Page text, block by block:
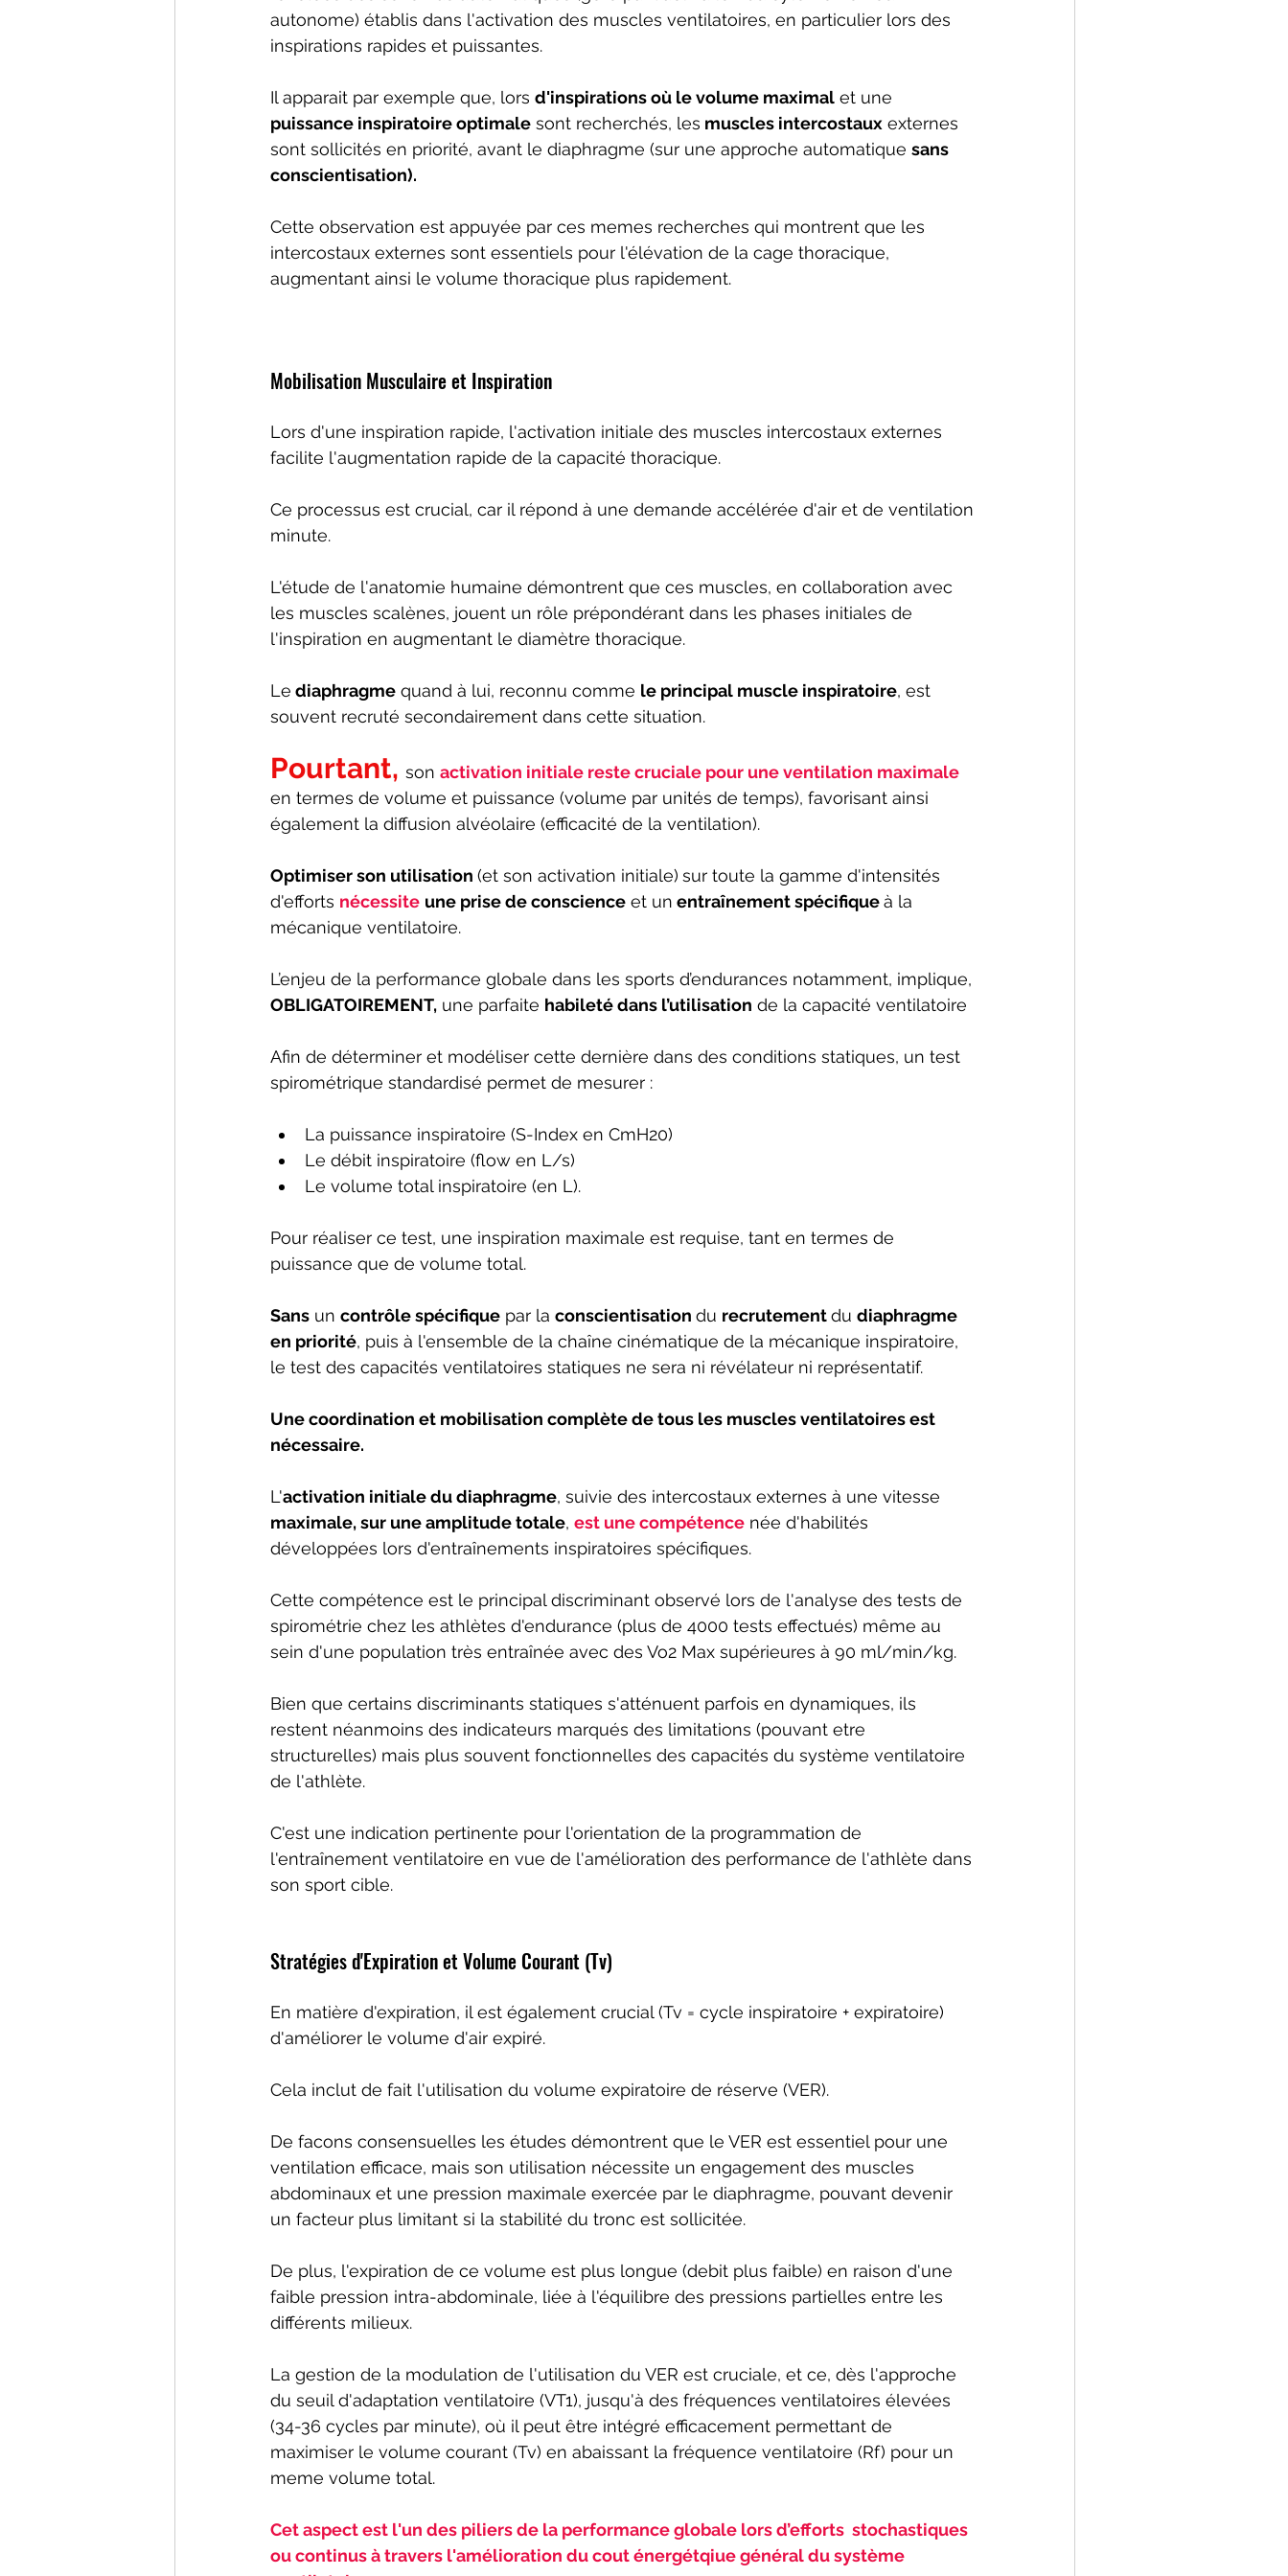
Réflexe métabolique respiratoire cadence Neurotransmetteurs
autonome) établis dans l'activation des muscles ventilatoires, en particulier lors des
inspirations rapides et puissantes.
Il apparait par exemple que, lors d'inspirations où le volume maximal et une
puissance inspiratoire optimale sont recherchés, les muscles intercostaux externes
sont sollicités en priorité, avant le diaphragme (sur une approche automatique sans
conscientisation).
Cette observation est appuyée par ces memes recherches qui montrent que les
intercostaux externes sont essentiels pour l'élévation de la cage thoracique,
augmentant ainsi le volume thoracique plus rapidement.
Mobilisation Musculaire et Inspiration
Lors d'une inspiration rapide, l'activation initiale des muscles intercostaux externes
facilite l'augmentation rapide de la capacité thoracique.
Ce processus est crucial, car il répond à une demande accélérée d'air et de ventilation
minute.
L'étude de l'anatomie humaine démontrent que ces muscles, en collaboration avec
les muscles scalènes, jouent un rôle prépondérant dans les phases initiales de
l'inspiration en augmentant le diamètre thoracique.
Le diaphragme quand à lui, reconnu comme le principal muscle inspiratoire, est
souvent recruté secondairement dans cette situation.
Pourtant, son activation initiale reste cruciale pour une ventilation maximale
en termes de volume et puissance (volume par unités de temps), favorisant ainsi
également la diffusion alvéolaire (efficacité de la ventilation).
Optimiser son utilisation (et son activation initiale) sur toute la gamme d'intensités
d'efforts nécessite une prise de conscience et un entraînement spécifique à la
mécanique ventilatoire.
L’enjeu de la performance globale dans les sports d’endurances notamment, implique,
OBLIGATOIREMENT, une parfaite habileté dans l’utilisation de la capacité ventilatoire
Afin de déterminer et modéliser cette dernière dans des conditions statiques, un test
spirométrique standardisé permet de mesurer :
La puissance inspiratoire (S-Index en CmH20)
Le débit inspiratoire (flow en L/s)
Le volume total inspiratoire (en L).
Pour réaliser ce test, une inspiration maximale est requise, tant en termes de
puissance que de volume total.
Sans un contrôle spécifique par la conscientisation du recrutement du diaphragme
en priorité, puis à l'ensemble de la chaîne cinématique de la mécanique inspiratoire,
le test des capacités ventilatoires statiques ne sera ni révélateur ni représentatif.
Une coordination et mobilisation complète de tous les muscles ventilatoires est
nécessaire.
L'activation initiale du diaphragme, suivie des intercostaux externes à une vitesse
maximale, sur une amplitude totale, est une compétence née d'habilités
développées lors d'entraînements inspiratoires spécifiques.
Cette compétence est le principal discriminant observé lors de l'analyse des tests de
spirométrie chez les athlètes d'endurance (plus de 4000 tests effectués) même au
sein d'une population très entraînée avec des Vo2 Max supérieures à 90 ml/min/kg.
Bien que certains discriminants statiques s'atténuent parfois en dynamiques, ils
restent néanmoins des indicateurs marqués des limitations (pouvant etre
structurelles) mais plus souvent fonctionnelles des capacités du système ventilatoire
de l'athlète.
C'est une indication pertinente pour l'orientation de la programmation de
l'entraînement ventilatoire en vue de l'amélioration des performance de l'athlète dans
son sport cible.
Stratégies d'Expiration et Volume Courant (Tv)
En matière d'expiration, il est également crucial (Tv = cycle inspiratoire + expiratoire)
d'améliorer le volume d'air expiré.
Cela inclut de fait l'utilisation du volume expiratoire de réserve (VER).
De facons consensuelles les études démontrent que le VER est essentiel pour une
ventilation efficace, mais son utilisation nécessite un engagement des muscles
abdominaux et une pression maximale exercée par le diaphragme, pouvant devenir
un facteur plus limitant si la stabilité du tronc est sollicitée.
De plus, l'expiration de ce volume est plus longue (debit plus faible) en raison d'une
faible pression intra-abdominale, liée à l'équilibre des pressions partielles entre les
différents milieux.
La gestion de la modulation de l'utilisation du VER est cruciale, et ce, dès l'approche
du seuil d'adaptation ventilatoire (VT1), jusqu'à des fréquences ventilatoires élevées
(34-36 cycles par minute), où il peut être intégré efficacement permettant de
maximiser le volume courant (Tv) en abaissant la fréquence ventilatoire (Rf) pour un
meme volume total.
Cet aspect est l'un des piliers de la performance globale lors d’efforts  stochastiques
ou continus à travers l'amélioration du cout énergétqiue général du système